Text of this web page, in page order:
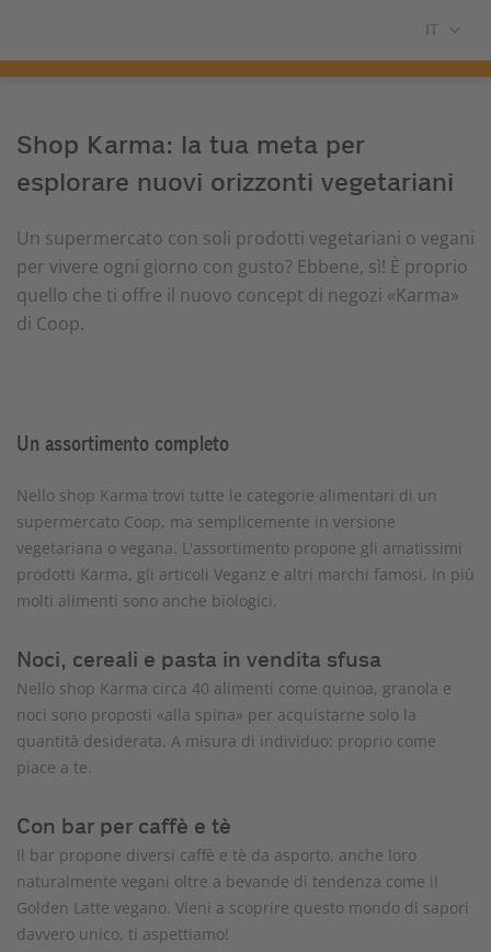
Shop Karma: la tua meta per
esplorare nuovi orizzonti vegetariani
Un supermercato con soli prodotti vegetariani o vegani
per vivere ogni giorno con gusto? Ebbene, sì! È proprio
quello che ti offre il nuovo concept di negozi «Karma»
di Coop.
Un assortimento completo
Nello shop Karma trovi tutte le categorie alimentari di un
supermercato Coop, ma semplicemente in versione
vegetariana o vegana. L'assortimento propone gli amatissimi
prodotti Karma, gli articoli Veganz e altri marchi famosi. In più
molti alimenti sono anche biologici.
Noci, cereali e pasta in vendita sfusa
Nello shop Karma circa 40 alimenti come quinoa, granola e
noci sono proposti «alla spina» per acquistarne solo la
quantità desiderata. A misura di individuo: proprio come
piace a te.
Con bar per caffè e tè
Il bar propone diversi caffè e tè da asporto, anche loro
naturalmente vegani oltre a bevande di tendenza come il
Golden Latte vegano. Vieni a scoprire questo mondo di sapori
davvero unico, ti aspettiamo!